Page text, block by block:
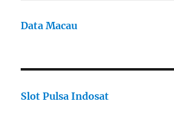
Data Macau
Slot Pulsa Indosat